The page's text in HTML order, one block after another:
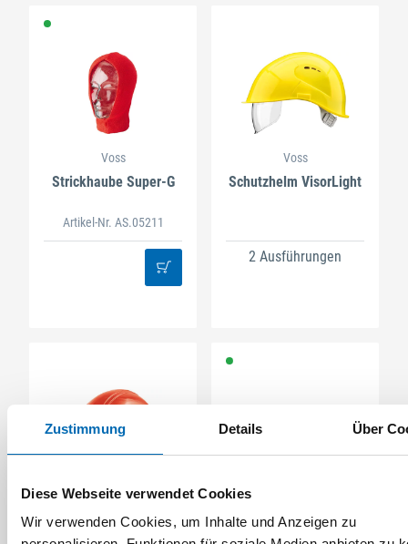
Zustimmung Details Über
Diese Webseite verwendet Cookies
Wir verwenden Cookies, um Inhalte und Anzeigen zu
Voss
Strickhaube Super-G
Artikel-Nr. AS.05211
Voss
Schutzhelm VisorLight
2 Ausführungen
Voss
Elektrikerhelm 6 1000
Textilkinnriemen KT